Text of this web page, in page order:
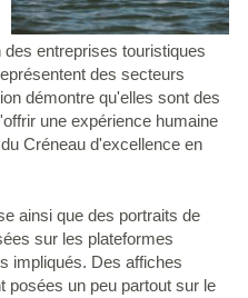
entreprises touristiques
des secteurs
démontre qu'elles sont des
une expérience humaine
Créneau d'excellence en
ainsi que des portraits de
sur les plateformes
impliqués. Des affiches
posées un peu partout sur le